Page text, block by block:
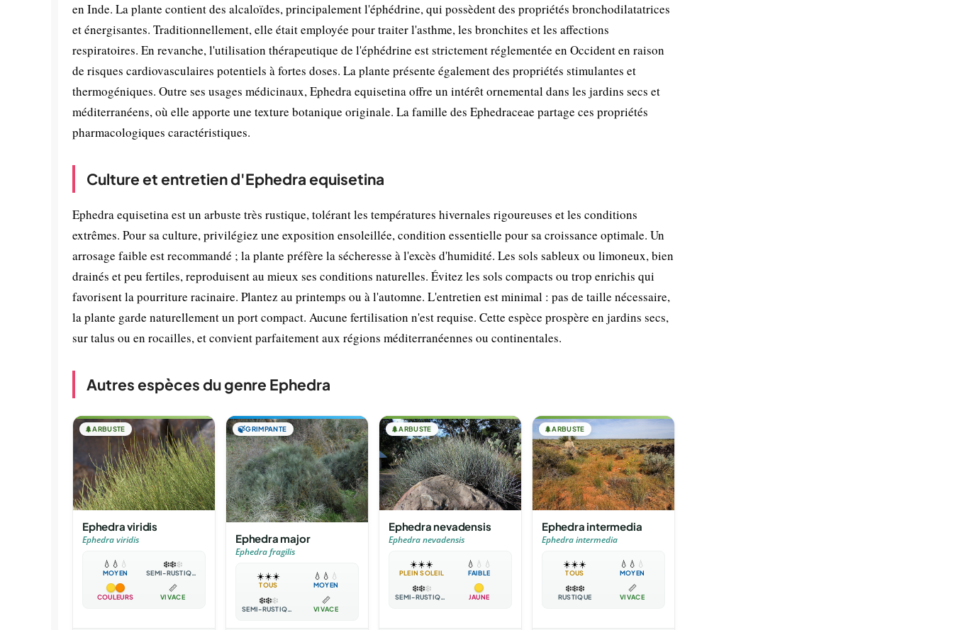
en Inde. La plante contient des alcaloïdes, principalement l'éphédrine, qui possèdent des propriétés bronchodilatatrices
et énergisantes. Traditionnellement, elle était employée pour traiter l'asthme, les bronchites et les affections
respiratoires. En revanche, l'utilisation thérapeutique de l'éphédrine est strictement réglementée en Occident en raison
de risques cardiovasculaires potentiels à fortes doses. La plante présente également des propriétés stimulantes et
thermogéniques. Outre ses usages médicinaux, Ephedra equisetina offre un intérêt ornemental dans les jardins secs et
méditerranéens, où elle apporte une texture botanique originale. La famille des Ephedraceae partage ces propriétés
pharmacologiques caractéristiques.
Culture et entretien d'Ephedra equisetina
Ephedra equisetina est un arbuste très rustique, tolérant les températures hivernales rigoureuses et les conditions
extrêmes. Pour sa culture, privilégiez une exposition ensoleillée, condition essentielle pour sa croissance optimale. Un
arrosage faible est recommandé ; la plante préfère la sécheresse à l'excès d'humidité. Les sols sableux ou limoneux, bien
drainés et peu fertiles, reproduisent au mieux ses conditions naturelles. Évitez les sols compacts ou trop enrichis qui
favorisent la pourriture racinaire. Plantez au printemps ou à l'automne. L'entretien est minimal : pas de taille nécessaire,
la plante garde naturellement un port compact. Aucune fertilisation n'est requise. Cette espèce prospère en jardins secs,
sur talus ou en rocailles, et convient parfaitement aux régions méditerranéennes ou continentales.
Autres espèces du genre Ephedra
🌲ARBUSTE
Ephedra viridis
Ephedra viridis
💧 💧 💧
MOYEN
❄️❄️❄️
SEMI-RUSTIQUE
COULEURS
📏
VIVACE
🍃GRIMPANTE
Ephedra major
Ephedra fragilis
☀️☀️☀️
TOUS
💧 💧 💧
MOYEN
❄️❄️❄️
SEMI-RUSTIQUE
📏
VIVACE
🌲ARBUSTE
Ephedra nevadensis
Ephedra nevadensis
☀️☀️☀️
PLEIN SOLEIL
💧 💧 💧
FAIBLE
❄️❄️❄️
SEMI-RUSTIQUE JAUNE
🌲ARBUSTE
Ephedra intermedia
Ephedra intermedia
☀️☀️☀️
TOUS
💧 💧 💧
MOYEN
❄️❄️❄️
RUSTIQUE
📏
VIVACE